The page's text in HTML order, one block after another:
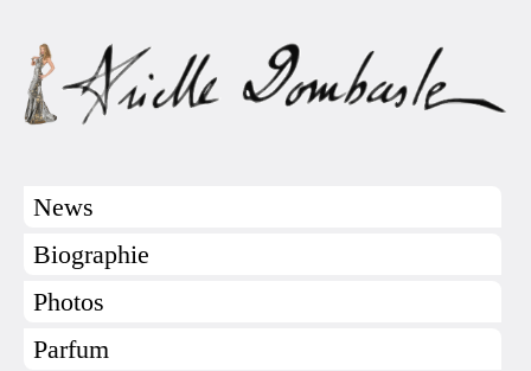
News
Biographie
Photos
Parfum